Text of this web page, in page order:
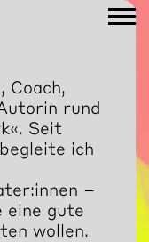
Coach,
rund
Seit
ich
–
eine gute
wollen.